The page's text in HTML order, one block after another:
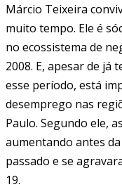
Márcio Teixeira
muito tempo. Ele é
no ecossistema de
2008. E, apesar de já
esse período, está
desemprego nas
Paulo. Segundo ele,
aumentando antes
passado e se
19.